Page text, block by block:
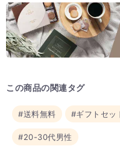
この商品の関連タグ
#送料無料 #ギフトセッ
#20-30代男性